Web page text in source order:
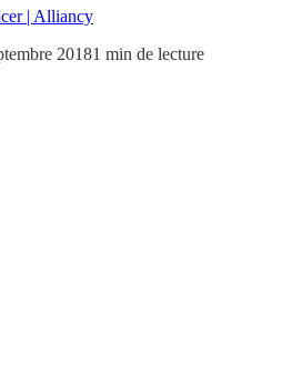
| Alliancy
20181 min de lecture